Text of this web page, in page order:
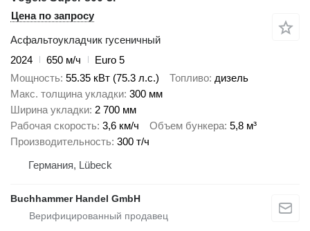
Цена по запросу
Асфальтоукладчик гусеничный
2024
650 м/ч
Euro 5
Мощность 55.35 кВт (75.3 л.с.) Топливо дизель
Макс. толщина укладки 300 мм
Ширина укладки 2 700 мм
Рабочая скорость 3,6 км/ч Объем бункера 5,8 м³
Производительность 300 т/ч
Германия, Lübeck
Buchhammer Handel GmbH